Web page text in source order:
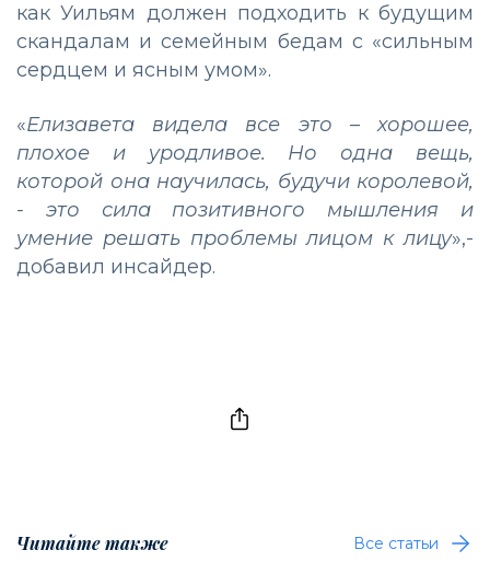
как Уильям должен подходить к будущим
скандалам и семейным бедам с «сильным
сердцем и ясным умом».
«Елизавета видела все это – хорошее,
плохое и уродливое. Но одна вещь,
которой она научилась, будучи королевой,
- это сила позитивного мышления и
умение решать проблемы лицом к лицу»,-
добавил инсайдер.
Читайте также Все статьи